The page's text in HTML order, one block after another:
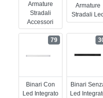
Armature
Stradali
Accessori
Armature
Stradali
Binari Con
Led Integrato
79
Binari
Led